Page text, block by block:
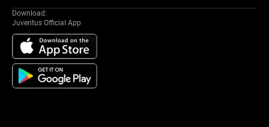
Download:
Juventus Official App